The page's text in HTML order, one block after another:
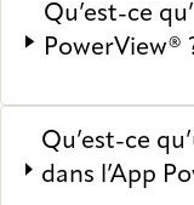
Qu’est-ce
PowerView®
Qu’est-ce
dans l’App